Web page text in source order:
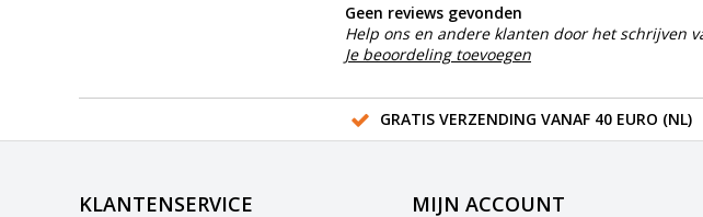
Geen reviews gevonden
Help ons en andere klanten door het schrijven
Je beoordeling toevoegen
GRATIS VERZENDING VANAF 40 EURO (NL)
KLANTENSERVICE MIJN ACCOUNT